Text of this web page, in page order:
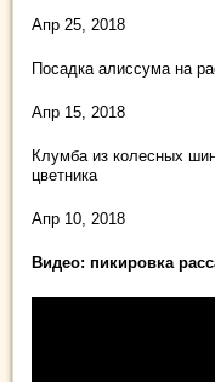
Апр 25, 2018
Посадка алиссума на
Апр 15, 2018
Клумба из колесных
цветника
Апр 10, 2018
Видео: пикировка